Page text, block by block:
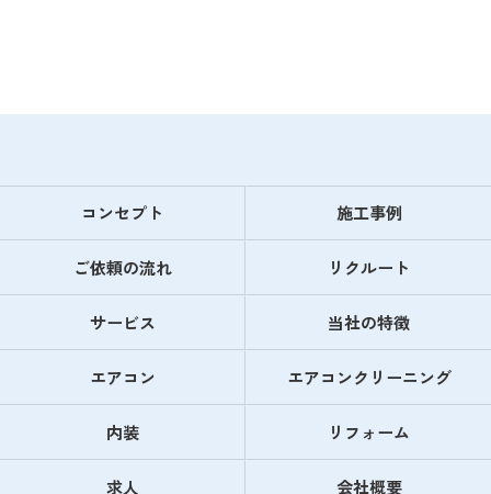
コンセプト 施工事例
ご依頼の流れ リクルート
サービス 当社の特徴
エアコン エアコンクリーニング
内装 リフォーム
求人 会社概要